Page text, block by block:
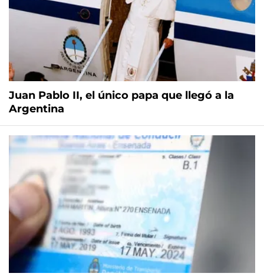
Juan Pablo II, el único papa que llegó a la
Argentina